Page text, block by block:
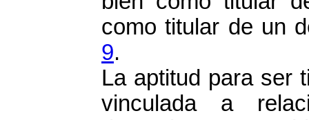
como titular de un
9.
La aptitud para ser
vinculada a